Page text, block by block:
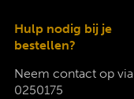
Hulp nodig bij je
bestellen?
Neem contact op via
0250175